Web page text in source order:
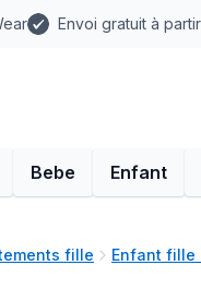
Envoi gratuit à
Bebe Enfant
fille Enfant fille